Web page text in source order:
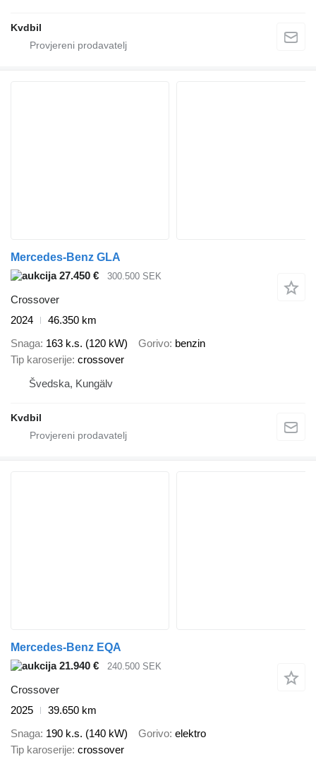
Kvdbil
Mercedes-Benz GLA
27.450 €
300.500 SEK
Crossover
2024
46.350 km
Snaga 163 k.s. (120 kW) Gorivo benzin
Tip karoserije crossover
Švedska, Kungälv
Kvdbil
Mercedes-Benz EQA
21.940 €
240.500 SEK
Crossover
2025
39.650 km
Snaga 190 k.s. (140 kW) Gorivo elektro
Tip karoserije crossover